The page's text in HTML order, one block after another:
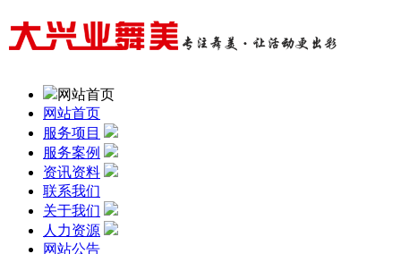
网站首页
网站首页
服务项目
服务案例
资讯资料
联系我们
关于我们
人力资源
网站公告